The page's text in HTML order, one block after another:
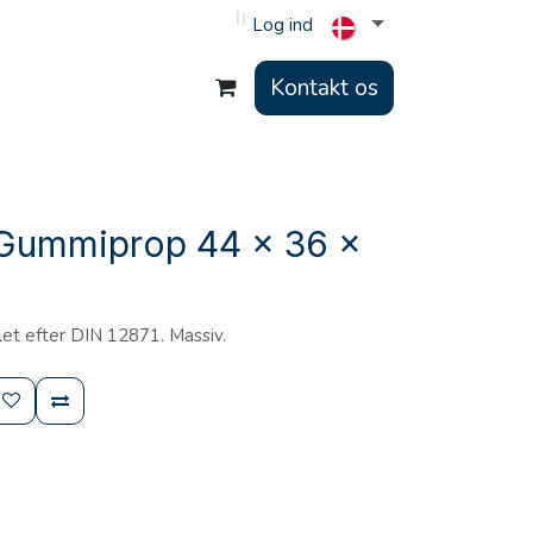
Log ind
Kontakt os
44 x 36 x
efter DIN 12871. Massiv.